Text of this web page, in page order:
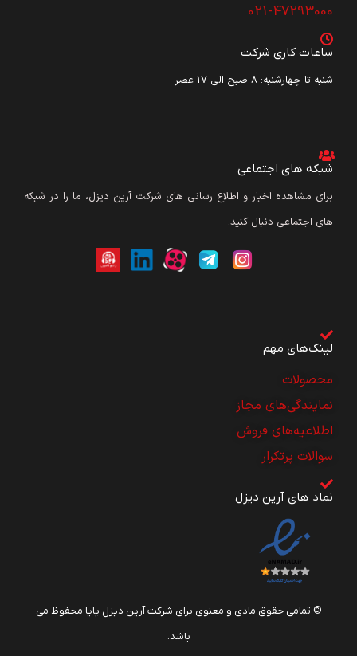
021-47293000
ساعات کاری شرکت
شنبه تا چهارشنبه: ۸ صبح الی 17 عصر
شبکه های اجتماعی
برای مشاهده اخبار و اطلاع رسانی های شرکت آرین دیزل، ما را در شبکه
های اجتماعی دنبال کنید.
لینک‌های مهم
محصولات
نمایندگی‌های مجاز
اطلاعیه‌های فروش
سوالات پرتکرار
نماد های آرین دیزل
© تمامی حقوق مادی و معنوی برای شرکت آرین دیزل پایا محفوظ می
باشد.